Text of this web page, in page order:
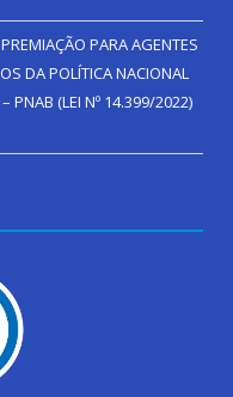
PARA AGENTES
DA POLÍTICA NACIONAL
PNAB (LEI Nº 14.399/2022)